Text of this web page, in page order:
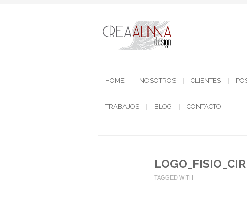
HOME NOSOTROS CLIENTES
TRABAJOS BLOG CONTACTO
LOGO_FISIO_CIR
TAGGED WITH